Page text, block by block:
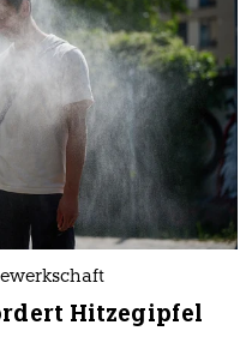
Hitzegipfel